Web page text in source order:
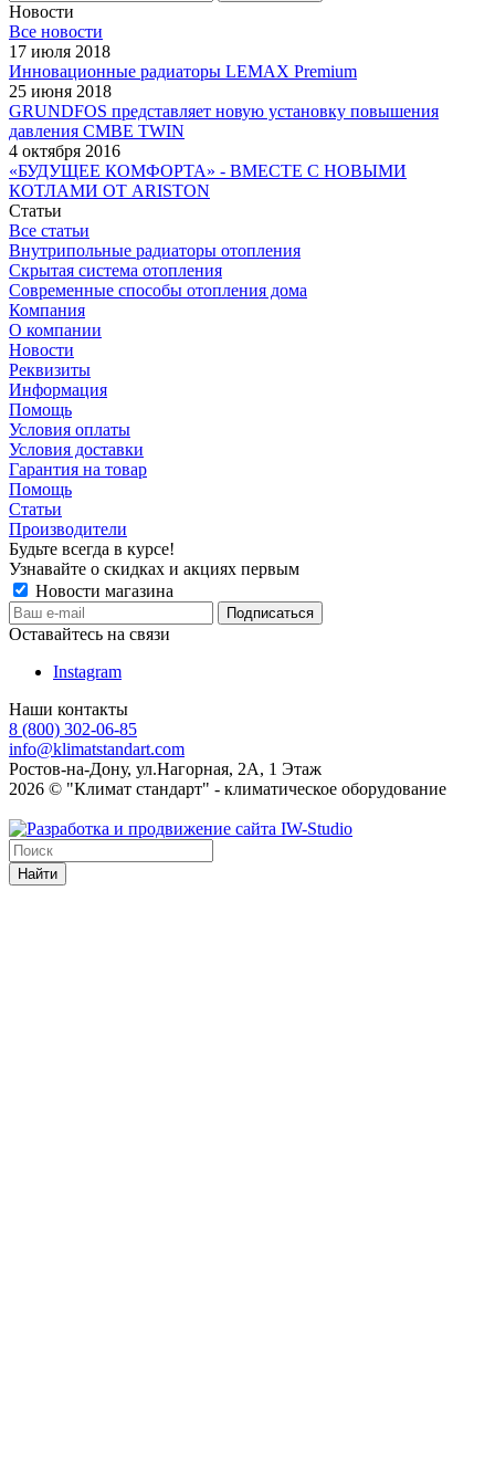
Новости
Все новости
17 июля 2018
Инновационные радиаторы LEMAX Premium
25 июня 2018
GRUNDFOS представляет новую установку повышения
давления CMBE TWIN
4 октября 2016
«БУДУЩЕЕ КОМФОРТА» - ВМЕСТЕ С НОВЫМИ
КОТЛАМИ ОТ ARISTON
Статьи
Все статьи
Внутрипольные радиаторы отопления
Скрытая система отопления
Современные способы отопления дома
Компания
О компании
Новости
Реквизиты
Информация
Помощь
Условия оплаты
Условия доставки
Гарантия на товар
Помощь
Статьи
Производители
Будьте всегда в курсе!
Узнавайте о скидках и акциях первым
Новости магазина
Оставайтесь на связи
Instagram
Наши контакты
8 (800) 302-06-85
info@klimatstandart.com
Ростов-на-Дону, ул.Нагорная, 2А, 1 Этаж
2026 © "Климат стандарт" - климатическое оборудование
Найти